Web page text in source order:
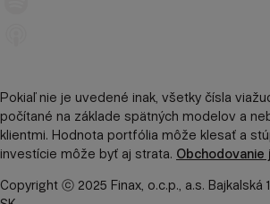
Pokiaľ nie je uvedené inak, všetky čísla
počítané na základe spätných modelov a
klientmi. Hodnota portfólia môže klesať a
investície môže byť aj strata. Obchodovanie
Copyright ⓒ 2025 Finax, o.c.p., a.s. Bajkalská